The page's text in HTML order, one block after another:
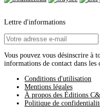
Lettre d'informations
Vous pouvez vous désinscrire à
informations de contact dans
Conditions d'utilisation
Mentions légales
À propos des Éditions
Politique de